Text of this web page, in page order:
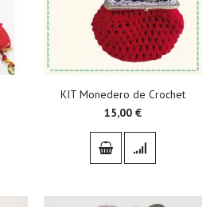
KIT Monedero de Crochet
15,00 €